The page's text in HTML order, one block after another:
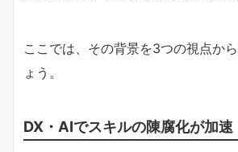
ここでは、その背景を3つの視点か
ょう。
DX・AIでスキルの陳腐化が加速